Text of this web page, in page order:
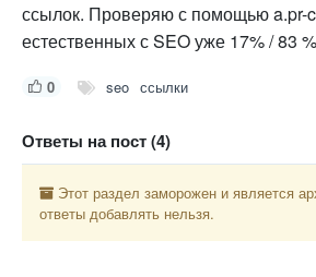
ссылок. Проверяю с помощью a.pr-
естественных с SEO уже 17% / 83
0 seo ссылки
Ответы на пост (4)
Этот раздел заморожен и является
ответы добавлять нельзя.